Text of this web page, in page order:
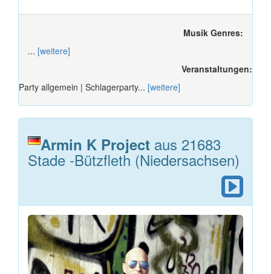
Musik Genres:
... [weitere]
Veranstaltungen:
Party allgemein | Schlagerparty... [weitere]
Armin K Project aus 21683
Stade -Bützfleth (Niedersachsen)